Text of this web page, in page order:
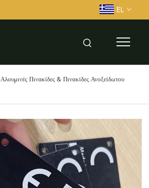
EL
Αλουμινές Πινακίδες & Πινακίδες Ανοξείδωτου